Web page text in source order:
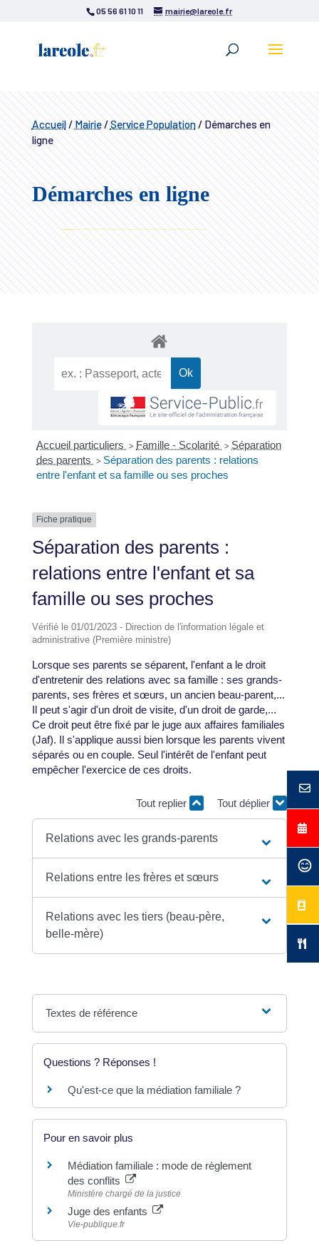
05 56 61 10 11 mairie@lareole.fr
Accueil/ Mairie/Service Population/Démarches en
ligne
Démarches en ligne
Accueil particuliers > Famille - Scolarité > Séparation
des parents > Séparation des parents : relations
entre l'enfant et sa famille ou ses proches
Fiche pratique
Séparation des parents :
relations entre l'enfant et sa
famille ou ses proches
Vérifié le 01/01/2023 - Direction de l'information légale et
administrative (Première ministre)
Lorsque ses parents se séparent, l'enfant a le droit
d'entretenir des relations avec sa famille : ses grands-
parents, ses frères et sœurs, un ancien beau-parent,...
Il peut s'agir d'un droit de visite, d'un droit de garde,...
Ce droit peut être fixé par le juge aux affaires familiales
(Jaf). Il s'applique aussi bien lorsque les parents vivent
séparés ou en couple. Seul l'intérêt de l'enfant peut
empêcher l'exercice de ces droits.
Tout replier Tout déplier
Relations avec les grands-parents
Relations entre les frères et sœurs
Relations avec les tiers (beau-père,
belle-mère)
Textes de référence
Questions ? Réponses !
Qu'est-ce que la médiation familiale ?
Pour en savoir plus
Médiation familiale : mode de règlement
des conflits
Ministère chargé de la justice
Juge des enfants
Vie-publique.fr